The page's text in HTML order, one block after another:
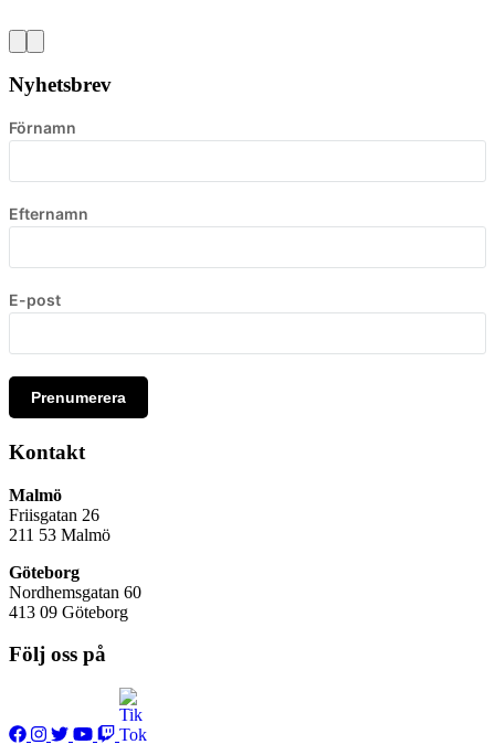
Nyhetsbrev
Förnamn
Efternamn
E-post
Prenumerera
Kontakt
Malmö
Friisgatan 26
211 53 Malmö
Göteborg
Nordhemsgatan 60
413 09 Göteborg
Följ oss på